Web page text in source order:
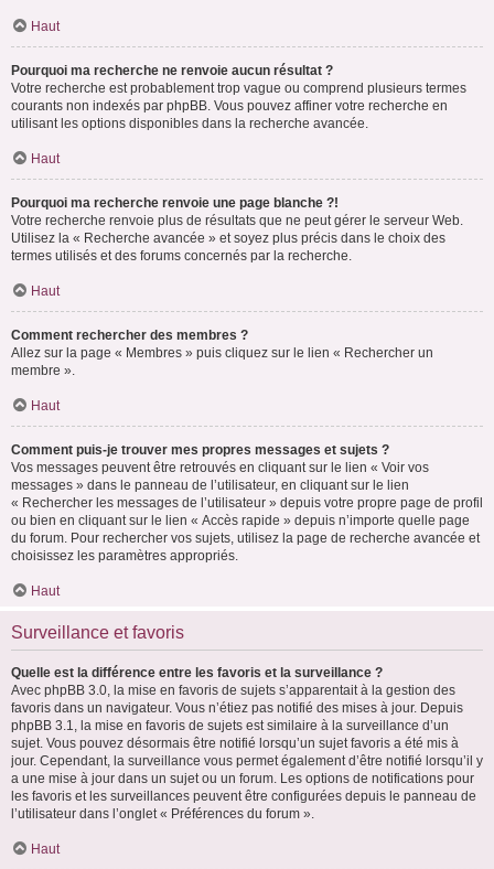
Haut
Pourquoi ma recherche ne renvoie aucun résultat ?
Votre recherche est probablement trop vague ou comprend plusieurs termes
courants non indexés par phpBB. Vous pouvez affiner votre recherche en
utilisant les options disponibles dans la recherche avancée.
Haut
Pourquoi ma recherche renvoie une page blanche ?!
Votre recherche renvoie plus de résultats que ne peut gérer le serveur Web.
Utilisez la « Recherche avancée » et soyez plus précis dans le choix des
termes utilisés et des forums concernés par la recherche.
Haut
Comment rechercher des membres ?
Allez sur la page « Membres » puis cliquez sur le lien « Rechercher un
membre ».
Haut
Comment puis-je trouver mes propres messages et sujets ?
Vos messages peuvent être retrouvés en cliquant sur le lien « Voir vos
messages » dans le panneau de l’utilisateur, en cliquant sur le lien
« Rechercher les messages de l’utilisateur » depuis votre propre page de profil
ou bien en cliquant sur le lien « Accès rapide » depuis n’importe quelle page
du forum. Pour rechercher vos sujets, utilisez la page de recherche avancée et
choisissez les paramètres appropriés.
Haut
Surveillance et favoris
Quelle est la différence entre les favoris et la surveillance ?
Avec phpBB 3.0, la mise en favoris de sujets s’apparentait à la gestion des
favoris dans un navigateur. Vous n’étiez pas notifié des mises à jour. Depuis
phpBB 3.1, la mise en favoris de sujets est similaire à la surveillance d’un
sujet. Vous pouvez désormais être notifié lorsqu’un sujet favoris a été mis à
jour. Cependant, la surveillance vous permet également d’être notifié lorsqu’il y
a une mise à jour dans un sujet ou un forum. Les options de notifications pour
les favoris et les surveillances peuvent être configurées depuis le panneau de
l’utilisateur dans l’onglet « Préférences du forum ».
Haut